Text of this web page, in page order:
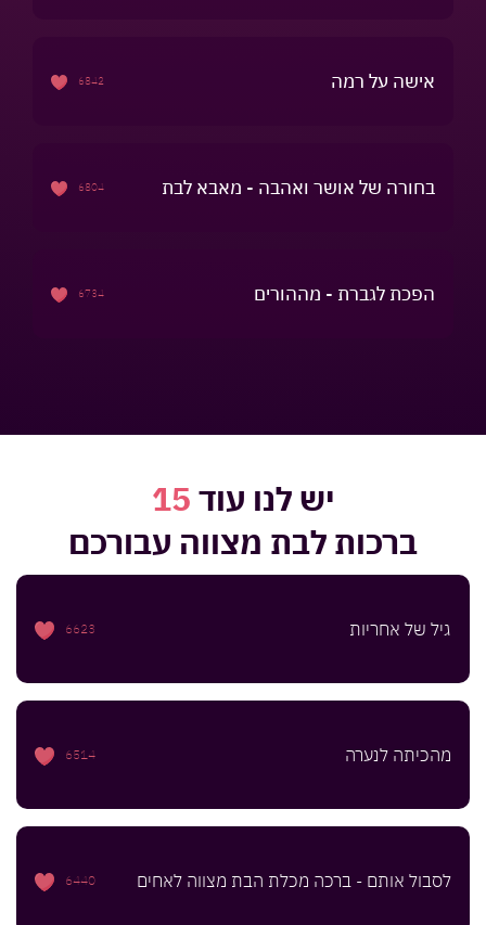
אישה על רמה 6842
בחורה של אושר ואהבה - מאבא לבת 6804
הפכת לגברת - מההורים 6734
יש לנו עוד 15
ברכות לבת מצווה עבורכם
גיל של אחריות 6623
מהכיתה לנערה 6514
לסבול אותם - ברכה מכלת הבת מצווה לאחים 6440